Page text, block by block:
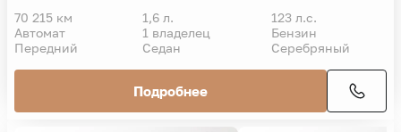
70 215 км 1,6 л.
123 л.с.
Автомат
1 владелец
Бензин
Передний
Седан Серебряный
Подробнее